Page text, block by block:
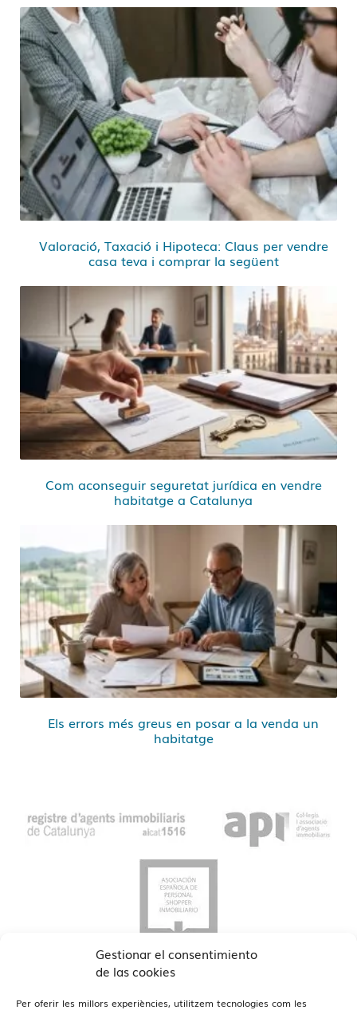
Gestionar el consentimiento
de las cookies
Per oferir les millors experiències, utilitzem tecnologies com les
Valoració, Taxació i Hipoteca: Claus per vendre
casa teva i comprar la següent
Com aconseguir seguretat jurídica en vendre
habitatge a Catalunya
Els errors més greus en posar a la venda un
habitatge